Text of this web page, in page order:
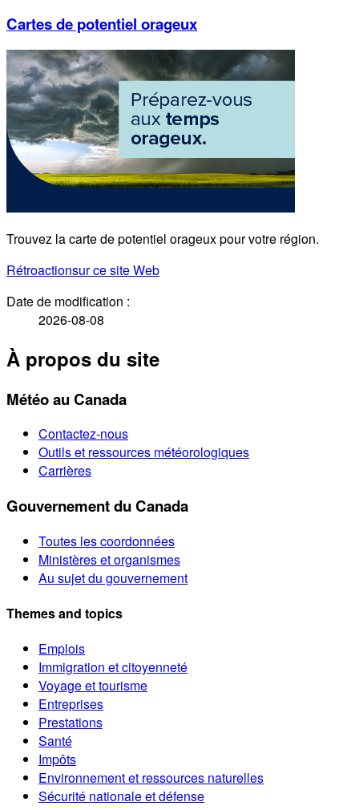
Cartes de potentiel orageux
Trouvez la carte de potentiel orageux pour votre région.
Rétroactionsur ce site Web
Date de modification :
2026-08-08
À propos du site
Météo au Canada
Contactez-nous
Outils et ressources météorologiques
Carrières
Gouvernement du Canada
Toutes les coordonnées
Ministères et organismes
Au sujet du gouvernement
Themes and topics
Emplois
Immigration et citoyenneté
Voyage et tourisme
Entreprises
Prestations
Santé
Impôts
Environnement et ressources naturelles
Sécurité nationale et défense